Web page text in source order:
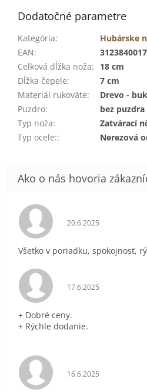
Dodatočné parametre
Kategória:
Hubárske
EAN:
Celková dĺžka noža:
18 cm
Dĺžka čepele:
7 cm
Materiál rukoväte:
Drevo - buk
Puzdro:
bez puzdra
Typ noža:
Zatvárací
Typ ocele:: Nerezová
Hodnotenie
20.6.2025
Všetko v poriadku, spokojnosť,
Hodnotenie
17.6.2025
+ Dobré ceny.
+ Rýchle dodanie.
Hodnotenie
16.6.2025